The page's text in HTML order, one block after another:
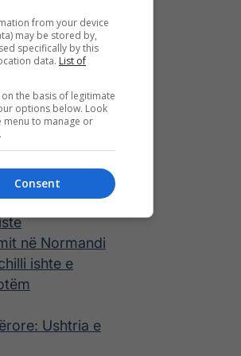
në
zbuluar
Gellhornit.
humanitetin e
shumë te
apo logjistika
në Normandi
ishte e
Ushtria e
from your device
may be stored by,
specifically by this
data. List of
the basis of legitimate
options below. Look
to manage or
Consent